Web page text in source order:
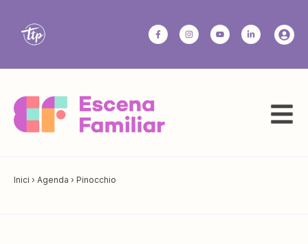
Inici › Agenda › Pinocchio